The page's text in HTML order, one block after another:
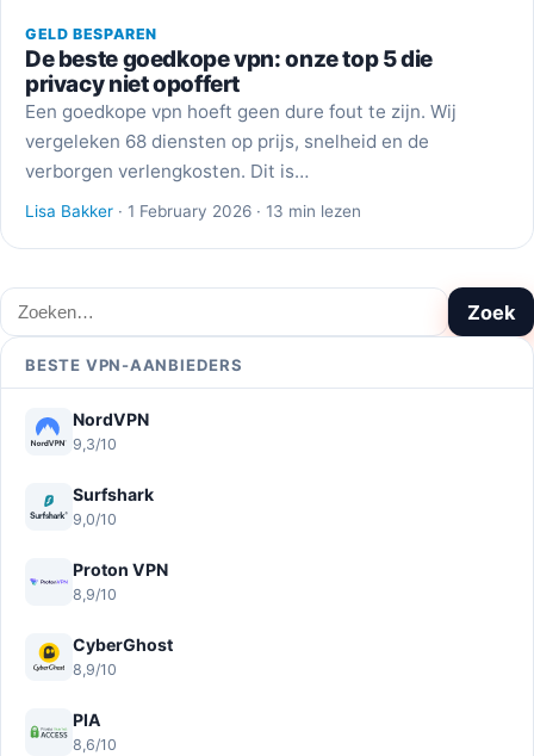
GELD BESPAREN
De beste goedkope vpn: onze top 5 die
privacy niet opoffert
Een goedkope vpn hoeft geen dure fout te zijn. Wij
vergeleken 68 diensten op prijs, snelheid en de
verborgen verlengkosten. Dit is…
Lisa Bakker · 1 February 2026 · 13 min lezen
Zoeken Zoek
BESTE VPN-AANBIEDERS
NordVPN
9,3/10
Surfshark
9,0/10
Proton VPN
8,9/10
CyberGhost
8,9/10
PIA
8,6/10